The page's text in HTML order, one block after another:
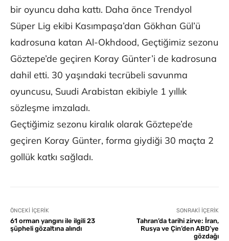
bir oyuncu daha kattı. Daha önce Trendyol
Süper Lig ekibi Kasımpaşa’dan Gökhan Gül’ü
kadrosuna katan Al-Okhdood, Geçtiğimiz sezonu
Göztepe’de geçiren Koray Günter’i de kadrosuna
dahil etti. 30 yaşındaki tecrübeli savunma
oyuncusu, Suudi Arabistan ekibiyle 1 yıllık
sözleşme imzaladı.
Geçtiğimiz sezonu kiralık olarak Göztepe’de
geçiren Koray Günter, forma giydiği 30 maçta 2
gollük katkı sağladı.
ÖNCEKI İÇERIK
61 orman yangını ile ilgili 23
şüpheli gözaltına alındı
SONRAKI İÇERIK
Tahran’da tarihi zirve: İran,
Rusya ve Çin’den ABD’ye
gözdağı